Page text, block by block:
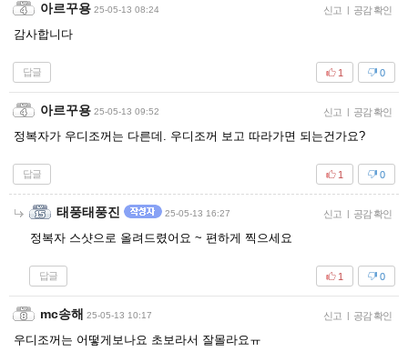
아르꾸용 25-05-13 08:24 신고 | 공감 확인
감사합니다
답글 0
1
아르꾸용 25-05-13 09:52 신고 | 공감 확인
정복자가 우디조꺼는 다른데. 우디조꺼 보고 따라가면 되는건가요?
답글 0
1
태풍태풍진 25-05-13 16:27 신고 | 공감 확인
정복자 스샷으로 올려드렸어요 ~ 편하게 찍으세요
답글 0
1
mc송해 25-05-13 10:17 신고 | 공감 확인
우디조꺼는 어떻게보나요 초보라서 잘몰라요ㅠ